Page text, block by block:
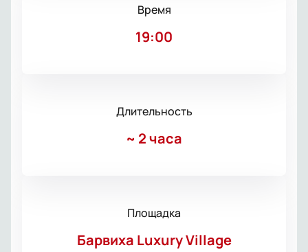
Время
19:00
Длительность
~ 2 часа
Площадка
Барвиха Luxury Village